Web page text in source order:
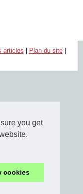
you get
cookies
articles Plan du site|